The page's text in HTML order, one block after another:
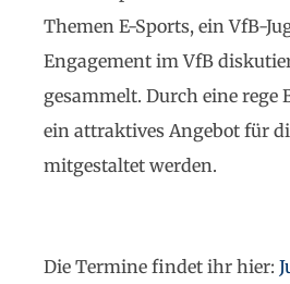
Themen E-Sports, ein VfB-
Engagement im VfB
gesammelt. Durch eine rege
ein attraktives Angebot für
mitgestaltet werden.
Die Termine findet ihr hier: